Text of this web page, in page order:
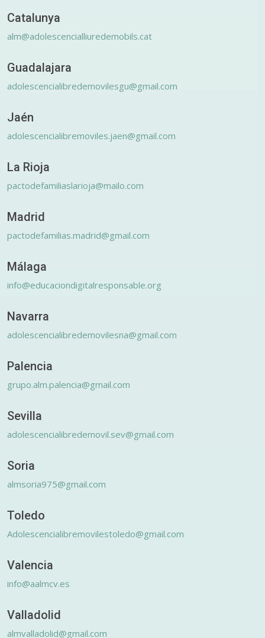
Catalunya
alm@adolescencialliuredemobils.cat
Guadalajara
adolescencialibredemovilesgu@gmail.com
Jaén
adolescencialibremoviles.jaen@gmail.com
La Rioja
pactodefamiliaslarioja@mailo.com
Madrid
pactodefamilias.madrid@gmail.com
Málaga
info@educaciondigitalresponsable.org
Navarra
adolescencialibredemovilesna@gmail.com
Palencia
grupo.alm.palencia@gmail.com
Sevilla
adolescencialibredemovil.sev@gmail.com
Soria
almsoria975@gmail.com
Toledo
Adolescencialibremovilestoledo@gmail.com
Valencia
info@aalmcv.es
Valladolid
almvalladolid@gmail.com